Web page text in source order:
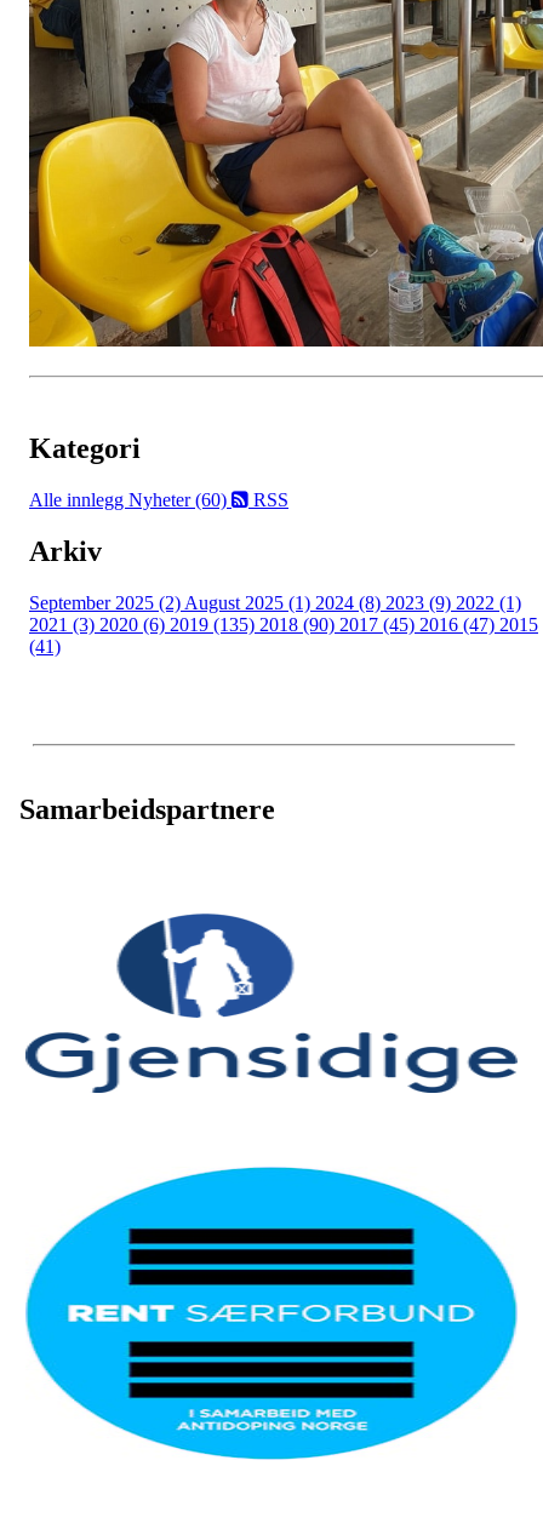
Kategori
Alle innlegg Nyheter (60) RSS
Arkiv
September 2025 (2) August 2025 (1) 2024 (8) 2023 (9) 2022 (1)
2021 (3) 2020 (6) 2019 (135) 2018 (90) 2017 (45) 2016 (47) 2015
(41)
Samarbeidspartnere